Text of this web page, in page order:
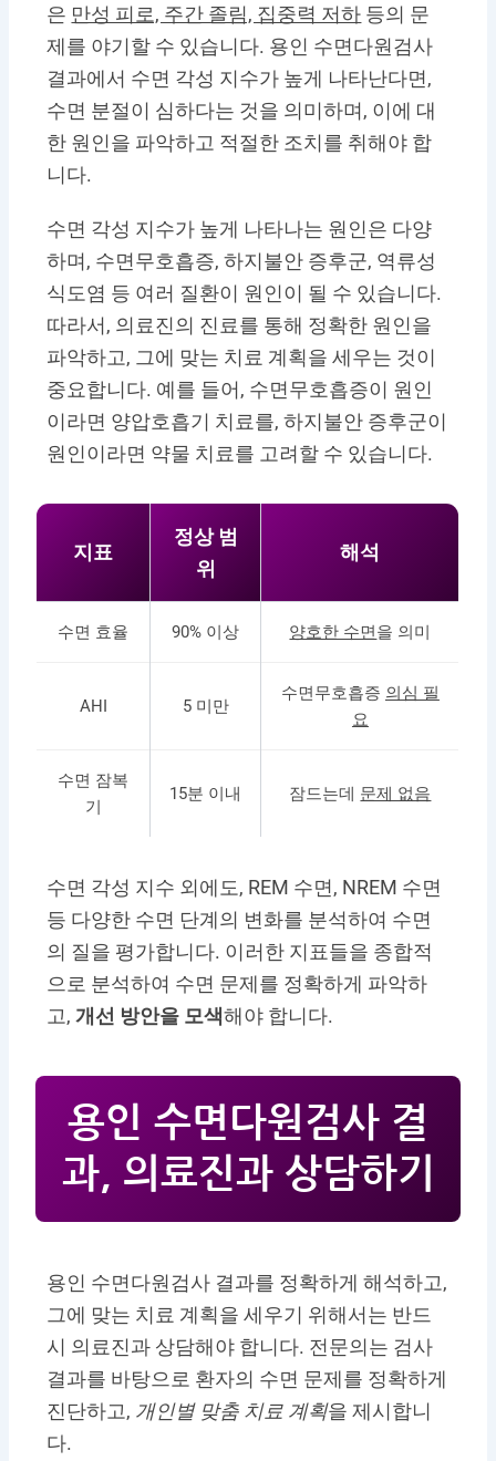
은 만성 피로, 주간 졸림, 집중력 저하 등의 문
제를 야기할 수 있습니다. 용인 수면다원검사
결과에서 수면 각성 지수가 높게 나타난다면,
수면 분절이 심하다는 것을 의미하며, 이에 대
한 원인을 파악하고 적절한 조치를 취해야 합
니다.
수면 각성 지수가 높게 나타나는 원인은 다양
하며, 수면무호흡증, 하지불안 증후군, 역류성
식도염 등 여러 질환이 원인이 될 수 있습니다.
따라서, 의료진의 진료를 통해 정확한 원인을
파악하고, 그에 맞는 치료 계획을 세우는 것이
중요합니다. 예를 들어, 수면무호흡증이 원인
이라면 양압호흡기 치료를, 하지불안 증후군이
원인이라면 약물 치료를 고려할 수 있습니다.
지표
정상 범
위
해석
수면 효율 90% 이상 양호한 수면을 의미
AHI 5 미만
수면무호흡증 의심 필
요
수면 잠복
기
15분 이내 잠드는데 문제 없음
수면 각성 지수 외에도, REM 수면, NREM 수면
등 다양한 수면 단계의 변화를 분석하여 수면
의 질을 평가합니다. 이러한 지표들을 종합적
으로 분석하여 수면 문제를 정확하게 파악하
고,개선 방안을 모색해야 합니다.
용인 수면다원검사 결
과, 의료진과 상담하기
용인 수면다원검사 결과를 정확하게 해석하고,
그에 맞는 치료 계획을 세우기 위해서는 반드
시 의료진과 상담해야 합니다. 전문의는 검사
결과를 바탕으로 환자의 수면 문제를 정확하게
진단하고, 개인별 맞춤 치료 계획을 제시합니
다.